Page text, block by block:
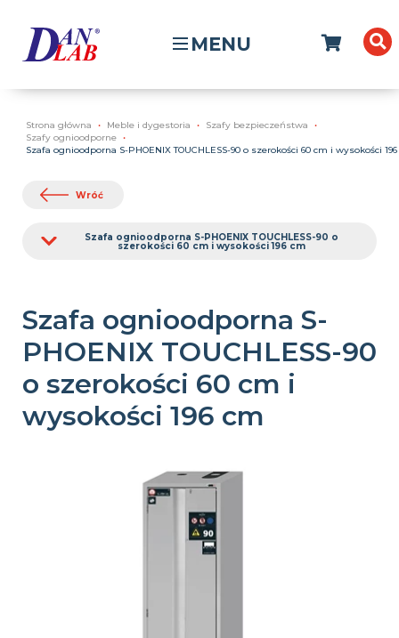
MENU
Strona główna Meble i dygestoria
Szafy bezpieczeństwa
Szafy ognioodporne
Szafa ognioodporna S-PHOENIX TOUCHLESS-90 o szerokości 60 cm i wysokości
Wróć
Szafa ognioodporna S-PHOENIX TOUCHLESS-90 o
szerokości 60 cm i wysokości 196 cm
Szafa ognioodporna S-
PHOENIX TOUCHLESS-90
o szerokości 60 cm i
wysokości 196 cm